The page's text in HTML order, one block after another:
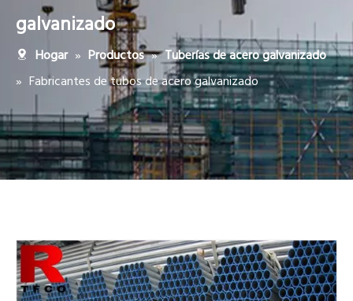
galvanizado
Hogar » Productos » Tuberías de acero galvanizado
» Fabricantes de tubos de acero galvanizado